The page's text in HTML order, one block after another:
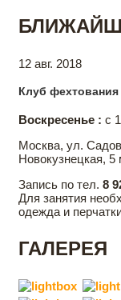
12 авг. 2018
Клуб
Воскресенье : с
Москва, ул.
Новокузнецкая,
Запись по тел. 8
Для занятия
одежда и
ГАЛЕРЕЯ